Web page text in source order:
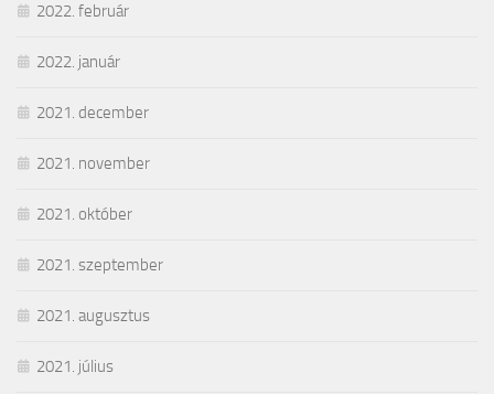
2022. február
2022. január
2021. december
2021. november
2021. október
2021. szeptember
2021. augusztus
2021. július